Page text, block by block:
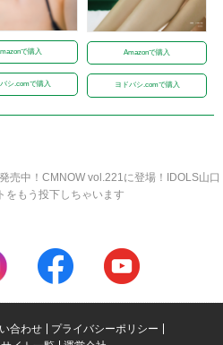
で購入
シ.comで購入
Amazonで購入
ヨドバシ.comで購入
売中！CMNOW vol.221に登場！IDOLS山口
をもう投下しちゃいます
合わせ
プライバシーポリシー